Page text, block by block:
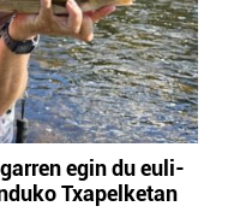
egin du euli-
Txapelketan